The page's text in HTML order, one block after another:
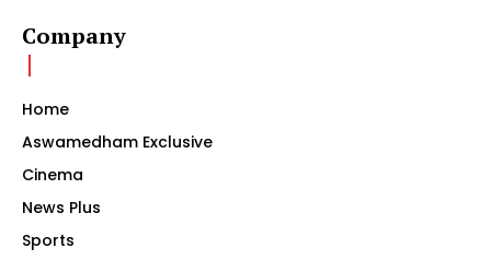
Company
Home
Aswamedham Exclusive
Cinema
News Plus
Sports